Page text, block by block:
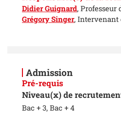
Didier Guignard, Professeur
Grégory Singer, Intervenant
Admission
Pré-requis
Niveau(x) de
Bac + 3, Bac + 4